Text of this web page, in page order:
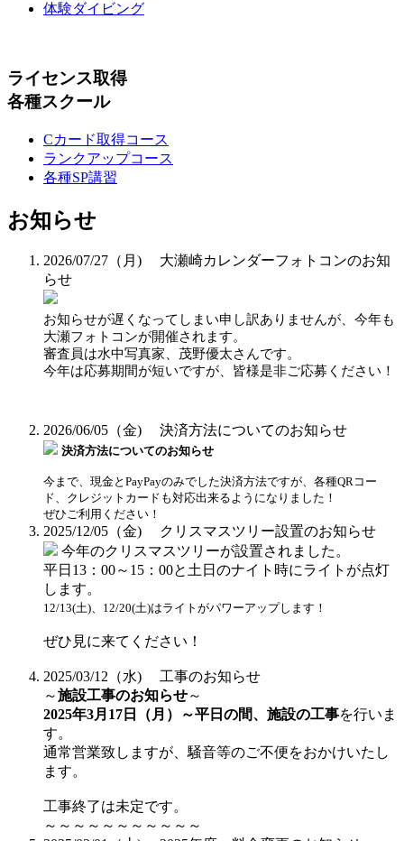
体験ダイビング
ライセンス取得
各種スクール
Cカード取得コース
ランクアップコース
各種SP講習
お知らせ
2026/07/27（月)
大瀬崎カレンダーフォトコンのお知
らせ
お知らせが遅くなってしまい申し訳ありませんが、今年も
大瀬フォトコンが開催されます。
審査員は水中写真家、茂野優太さんです。
今年は応募期間が短いですが、皆様是非ご応募ください！
2026/06/05（金) 決済方法についてのお知らせ
決済方法についてのお知らせ
今まで、現金とPayPayのみでした決済方法ですが、各種QRコー
ド、クレジットカードも対応出来るようになりました！
ぜひご利用ください！
2025/12/05（金)
クリスマスツリー設置のお知らせ
今年のクリスマスツリーが設置されました。
平日13：00～15：00と土日のナイト時にライトが点灯
します。
12/13(土)、12/20(土)はライトがパワーアップします！
ぜひ見に来てください！
2025/03/12（水)
工事のお知らせ
～施設工事のお知らせ～
2025年3月17日（月）～平日の間、施設の工事を行いま
す。
通常営業致しますが、騒音等のご不便をおかけいたし
ます。
工事終了は未定です。
～～～～～～～～～～～